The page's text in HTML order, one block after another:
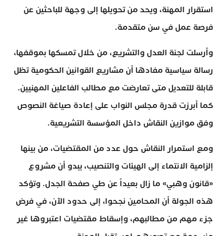
استقرار المهنة، ويحد من تحويلها إلى وجهة للباحثين عن
فرصة عمل في سن متقدمة.
وأرسلت لجنة العدل والتشريع، من خلال تمسكها بموقفها،
رسالة سياسية مفادها أن مشاريع القوانين الحكومية تظل
قابلة للتعديل متى تعارضت مع مطالب الفاعلين المهنيين.
كما أبرزت قدرة مجلس النواب على إعادة صياغة النصوص
وفق موازين النقاش داخل المؤسسة التشريعية.
ومع استمرار النقاش حول عدد من المقتضيات، من بينها
إلزامية الانتماء إلى الهيئات والتنصيب، يبدو أن مشروع
«قانون وهبي» ما زال بعيداً عن طي صفحة الجدل. وتؤكد
هذه الجولة أن المحامين نجحوا، إلى حدود الآن، في فرض
جزء مهم من مطالبهم، وإسقاط مقتضيات اعتبروها غير